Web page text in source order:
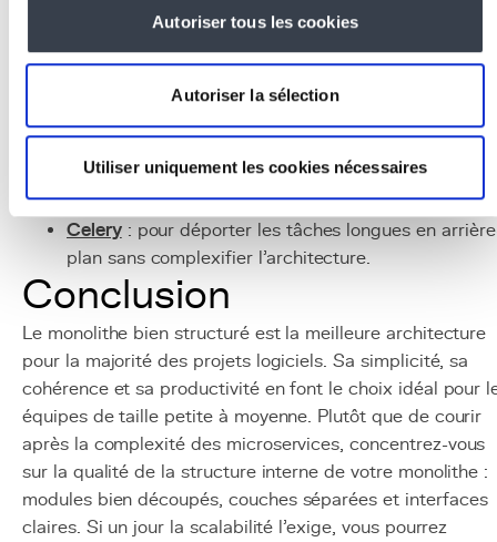
Autoriser tous les cookies
Autoriser la sélection
Utiliser uniquement les cookies nécessaires
PostgreSQL: base de données relationnelle pour le
stockage centralisé des données.
Redis: cache en mémoire pour optimiser les
Gunicorn/Nginx: serveur d'application et reverse
proxy pour le déploiement en production.
Celery: pour déporter les tâches longues en
plan sans complexifier l'architecture.
Conclusion
Le monolithe bien structuré est la meilleure architecture
pour la majorité des projets logiciels. Sa simplicité, sa
cohérence et sa productivité en font le choix idéal pour
équipes de taille petite à moyenne. Plutôt que de courir
après la complexité des microservices, concentrez-vous
sur la qualité de la structure interne de votre monolithe :
modules bien découpés, couches séparées et interfaces
claires. Si un jour la scalabilité l'exige, vous pourrez